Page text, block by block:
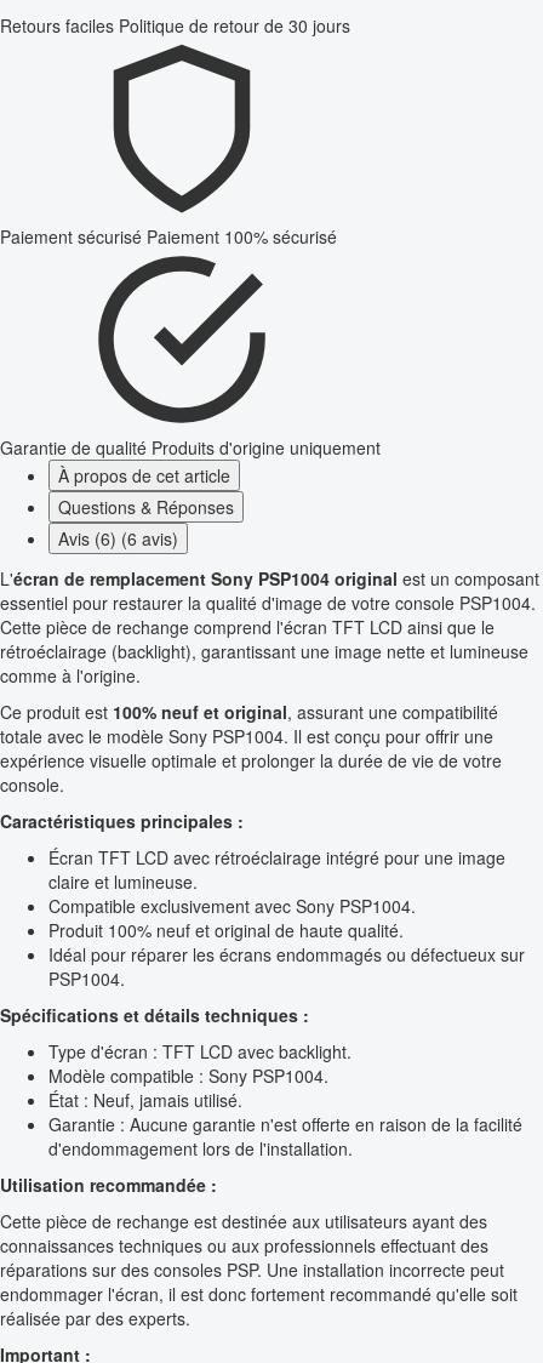
Retours faciles Politique de retour de 30 jours
Paiement sécurisé Paiement 100% sécurisé
Garantie de qualité Produits d'origine uniquement
À propos de cet article
Questions & Réponses
Avis (6) (6 avis)
L'écran de remplacement Sony PSP1004 original est un composant
essentiel pour restaurer la qualité d'image de votre console PSP1004.
Cette pièce de rechange comprend l'écran TFT LCD ainsi que le
rétroéclairage (backlight), garantissant une image nette et lumineuse
comme à l'origine.
Ce produit est 100% neuf et original, assurant une compatibilité
totale avec le modèle Sony PSP1004. Il est conçu pour offrir une
expérience visuelle optimale et prolonger la durée de vie de votre
console.
Caractéristiques principales :
Écran TFT LCD avec rétroéclairage intégré pour une image
claire et lumineuse.
Compatible exclusivement avec Sony PSP1004.
Produit 100% neuf et original de haute qualité.
Idéal pour réparer les écrans endommagés ou défectueux sur
PSP1004.
Spécifications et détails techniques :
Type d'écran : TFT LCD avec backlight.
Modèle compatible : Sony PSP1004.
État : Neuf, jamais utilisé.
Garantie : Aucune garantie n'est offerte en raison de la facilité
d'endommagement lors de l'installation.
Utilisation recommandée :
Cette pièce de rechange est destinée aux utilisateurs ayant des
connaissances techniques ou aux professionnels effectuant des
réparations sur des consoles PSP. Une installation incorrecte peut
endommager l'écran, il est donc fortement recommandé qu'elle soit
réalisée par des experts.
Important :